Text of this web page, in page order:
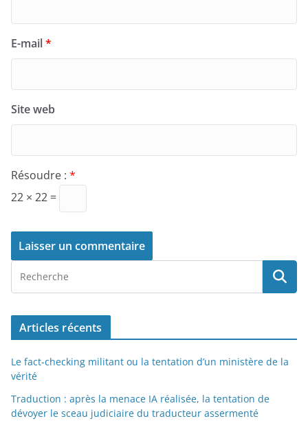
E-mail*
Site web
Résoudre : *
22 × 22 =
Articles récents
Le fact-checking militant ou la tentation d’un ministère de la
vérité
Traduction : après la menace IA réalisée, la tentation de
dévoyer le sceau judiciaire du traducteur assermenté